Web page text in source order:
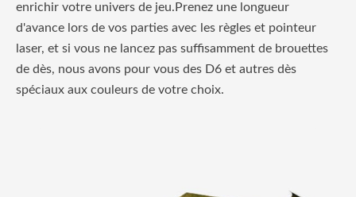
enrichir votre univers de jeu.Prenez une longueur
d'avance lors de vos parties avec les règles et pointeur
laser, et si vous ne lancez pas suffisamment de brouettes
de dès, nous avons pour vous des D6 et autres dès
spéciaux aux couleurs de votre choix.